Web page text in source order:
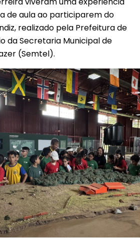
de aula ao participarem do
realizado pela Prefeitura de
da Secretaria Municipal de
(Semtel).